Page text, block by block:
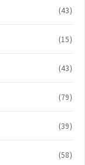
(43)
(15)
(43)
(79)
(39)
(58)